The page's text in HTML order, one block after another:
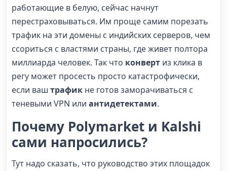
работающие в белую, сейчас начнут
перестраховываться. Им проще самим порезать
трафик на эти домены с индийских серверов, чем
ссориться с властями страны, где живет полтора
миллиарда человек. Так что конверт из клика в
регу может просесть просто катастрофически,
если ваш трафик не готов заморачиваться с
теневыми VPN или антидетектами.
Почему Polymarket и Kalshi
сами напросились?
Тут надо сказать, что руководство этих площадок